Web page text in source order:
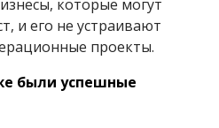
которые могут
и его не устраивают
проекты.
были успешные